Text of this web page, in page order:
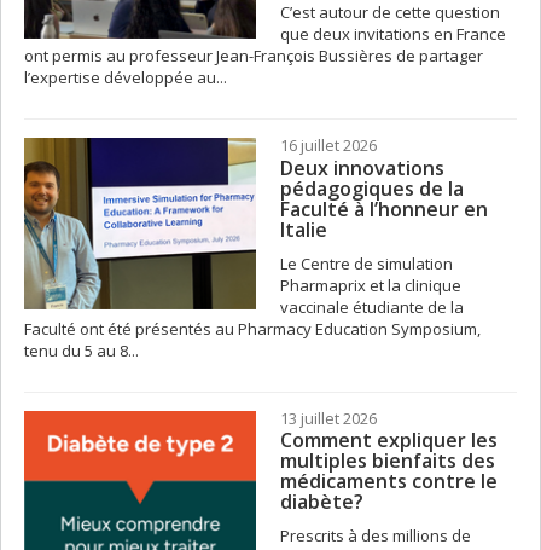
C’est autour de cette question
que deux invitations en France
ont permis au professeur Jean-François Bussières de partager
l’expertise développée au...
16 juillet 2026
Deux innovations
pédagogiques de la
Faculté à l’honneur en
Italie
Le Centre de simulation
Pharmaprix et la clinique
vaccinale étudiante de la
Faculté ont été présentés au Pharmacy Education Symposium,
tenu du 5 au 8...
13 juillet 2026
Comment expliquer les
multiples bienfaits des
médicaments contre le
diabète?
Prescrits à des millions de